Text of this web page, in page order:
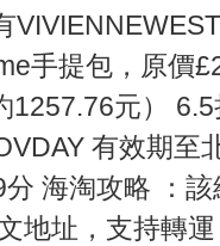
手提包，原價
1257.76元）
有效期至
海淘攻略 ：
地址，支持轉